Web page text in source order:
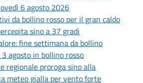
6 agosto 2026
da bollino rosso per il gran caldo
sino a 37 gradi
fine settimana da bollino
agosto in bollino rosso
regionale proroga sino alla
meteo gialla per vento forte